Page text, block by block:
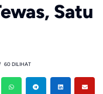
Satu
60 DILIHAT